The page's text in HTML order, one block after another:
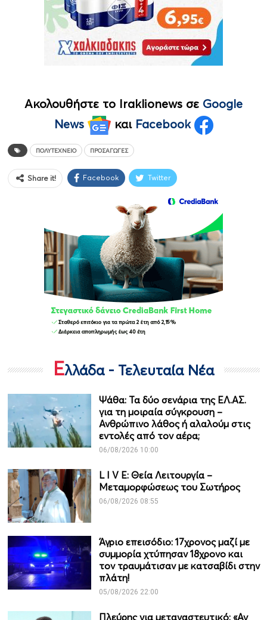
Ακολουθήστε το Iraklionews σε Google
News
και Facebook
ΠΟΛΥΤΕΧΝΕΙΟ ΠΡΟΣΑΓΩΓΈΣ
Share it! Facebook Twitter
Ελλάδα - Τελευταία Νέα
Ψάθα: Τα δύο σενάρια της ΕΛ.ΑΣ.
για τη μοιραία σύγκρουση –
Ανθρώπινο λάθος ή αλαλούμ στις
εντολές από τον αέρα;
06/08/2026 10:00
L I V E: Θεία Λειτουργία –
Μεταμορφώσεως του Σωτήρος
06/08/2026 08:55
Άγριο επεισόδιο: 17χρονος μαζί με
συμμορία χτύπησαν 18χρονο και
τον τραυμάτισαν με κατσαβίδι στην
πλάτη!
05/08/2026 22:00
Πλεύρης για μεταναστευτικό: «Αν